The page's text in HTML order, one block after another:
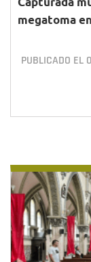
megatoma
PUBLICADO EL